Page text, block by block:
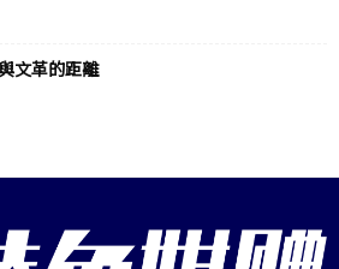
文革的距離